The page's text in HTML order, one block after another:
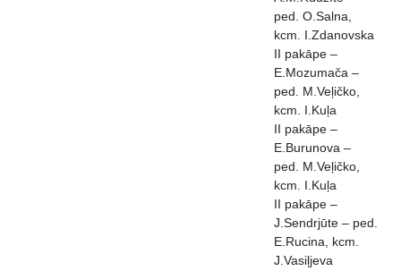
ped. O.Salna,
kcm. I.Zdanovska
II pakāpe –
E.Mozumača –
ped. M.Veļičko,
kcm. I.Kuļa
II pakāpe –
E.Burunova –
ped. M.Veļičko,
kcm. I.Kuļa
II pakāpe –
J.Sendrjūte – ped.
E.Rucina, kcm.
J.Vasiļjeva